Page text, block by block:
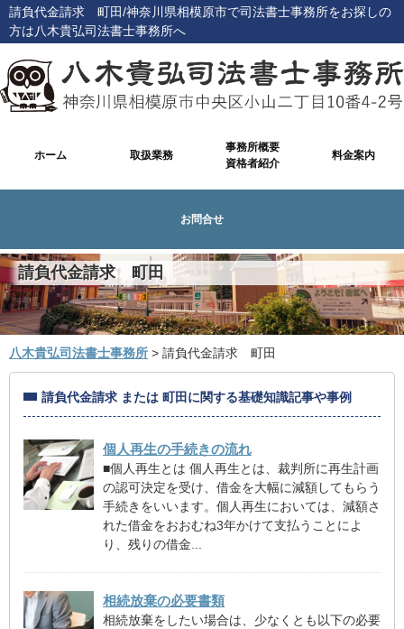
請負代金請求 町田/神奈川県相模原市で司法書士事務所をお探しの
方は八木貴弘司法書士事務所へ
ホーム 取扱業務
事務所概要
資格者紹介
料金案内
お問合せ
請負代金請求 町田
八木貴弘司法書士事務所 > 請負代金請求 町田
請負代金請求 または 町田に関する基礎知識記事や事例
個人再生の手続きの流れ
■個人再生とは 個人再生とは、裁判所に再生計画
の認可決定を受け、借金を大幅に減額してもらう
手続きをいいます。個人再生においては、減額さ
れた借金をおおむね3年かけて支払うことによ
り、残りの借金...
相続放棄の必要書類
相続放棄をしたい場合は、少なくとも以下の必要